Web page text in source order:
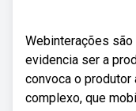
Webinterações
evidencia ser a
convoca o
complexo, que